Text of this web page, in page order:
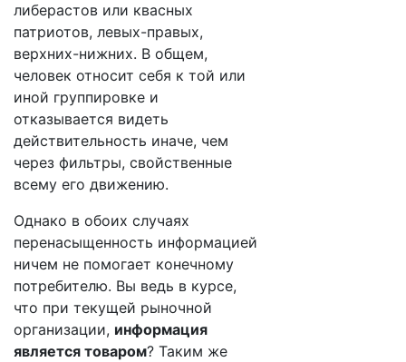
либерастов или квасных
патриотов, левых-правых,
верхних-нижних. В общем,
человек относит себя к той или
иной группировке и
отказывается видеть
действительность иначе, чем
через фильтры, свойственные
всему его движению.
Однако в обоих случаях
перенасыщенность информацией
ничем не помогает конечному
потребителю. Вы ведь в курсе,
что при текущей рыночной
организации, информация
является товаром? Таким же